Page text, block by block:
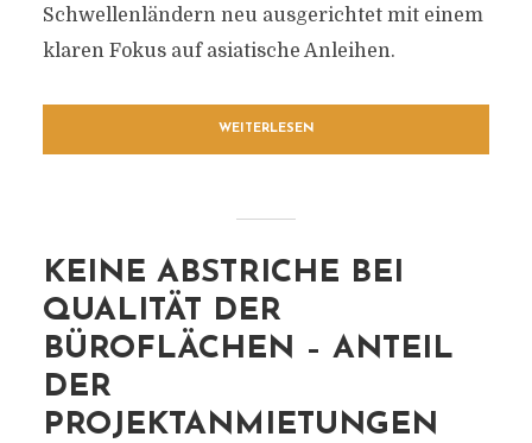
Schwellenländern neu ausgerichtet mit einem
klaren Fokus auf asiatische Anleihen.
WEITERLESEN
KEINE ABSTRICHE BEI
QUALITÄT DER
BÜROFLÄCHEN – ANTEIL
DER
PROJEKTANMIETUNGEN